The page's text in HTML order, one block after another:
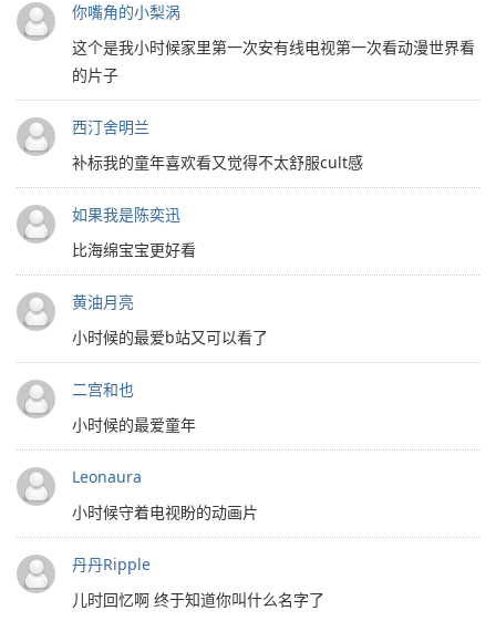
你嘴角的小梨涡
这个是我小时候家里第一次安有线电视第一次看动漫世界看
的片子
西汀舍明兰
补标我的童年喜欢看又觉得不太舒服cult感
如果我是陈奕迅
比海绵宝宝更好看
黄油月亮
小时候的最爱b站又可以看了
二宫和也
小时候的最爱童年
Leonaura
小时候守着电视盼的动画片
丹丹Ripple
儿时回忆啊 终于知道你叫什么名字了